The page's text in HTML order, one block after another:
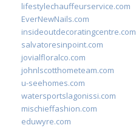
lifestylechauffeurservice.com
EverNewNails.com
insideoutdecoratingcentre.com
salvatoresinpoint.com
jovialfloralco.com
johnlscotthometeam.com
u-seehomes.com
watersportslagonissi.com
mischieffashion.com
eduwyre.com